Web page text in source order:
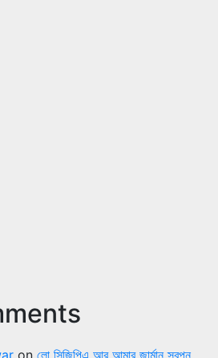
on লো সিজিপিএ আর আমার জার্মান স্বপ্ন